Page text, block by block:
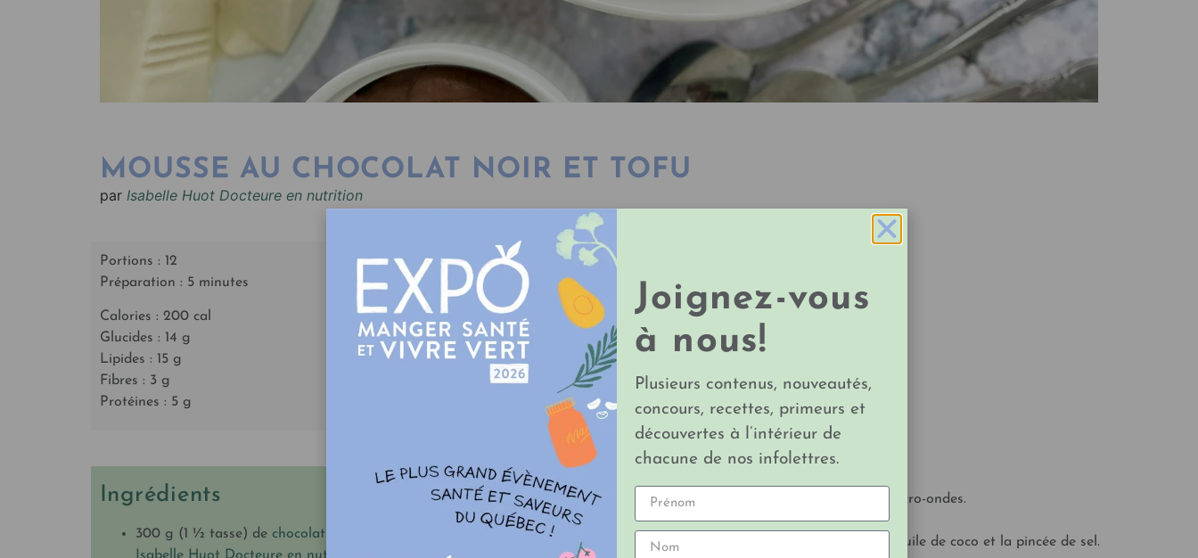
MOUSSE AU CHOCOLAT NOIR ET TOFU
par Isabelle Huot Docteure en nutrition
Portions : 12
Préparation : 5 minutes
Calories : 200 cal
Glucides : 14 g
Lipides : 15 g
Fibres : 3 g
Protéines : 5 g
Ingrédients
300 g (1 ½ tasse) de chocolat noir 70 %
Isabelle Huot Docteure en nutrition
Préparation
Dans un bol, mettre le chocolat et faire fondre doucement au micro-ondes.
Sortir du micro-ondes et laisser tempérer complètement.
Dans un robot culinaire, mettre le tofu mou, le beurre de noix, l’huile de coco et la pincée de sel.
Joignez-vous
à nous!
Plusieurs contenus, nouveautés,
concours, recettes, primeurs et
découvertes à l’intérieur de
chacune de nos infolettres.